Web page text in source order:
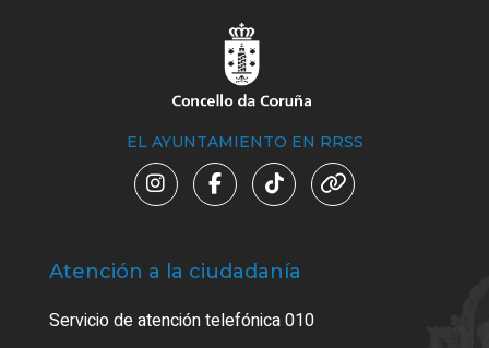
EL AYUNTAMIENTO EN RRSS
Atención a la ciudadanía
Servicio de atención telefónica 010